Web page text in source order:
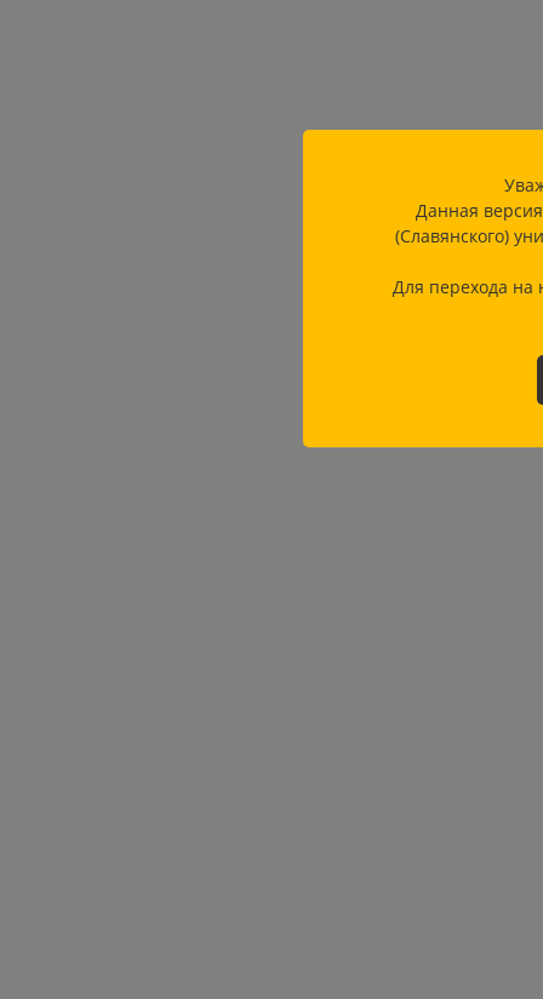
Данная
(Славянского)
Для перехода на